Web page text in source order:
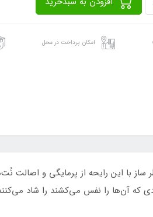
امکان پرداخت در محل
با این رایحه از پرمایگی و اصالت
که آن‌ها را نفس می‌کشند را شاد